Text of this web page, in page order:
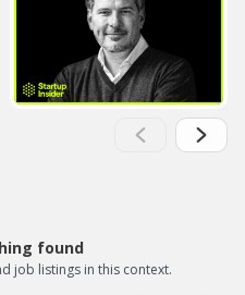
found
job listings in this context.